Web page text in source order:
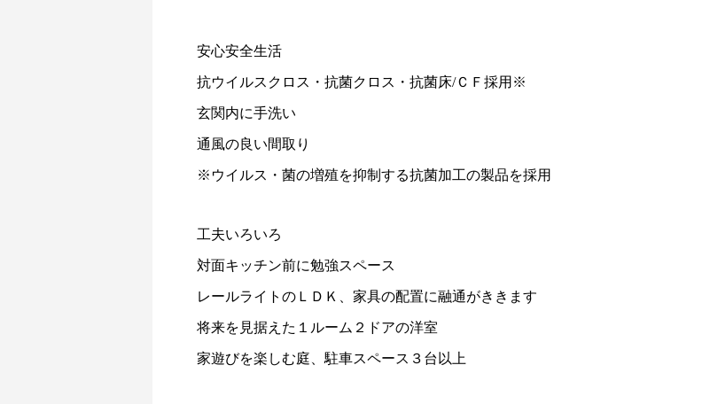
安心安全生活
抗ウイルスクロス・抗菌クロス・抗菌床/ＣＦ採用※
玄関内に手洗い
通風の良い間取り
※ウイルス・菌の増殖を抑制する抗菌加工の製品を採用
工夫いろいろ
対面キッチン前に勉強スペース
レールライトのＬＤＫ、家具の配置に融通がききます
将来を見据えた１ルーム２ドアの洋室
家遊びを楽しむ庭、駐車スペース３台以上